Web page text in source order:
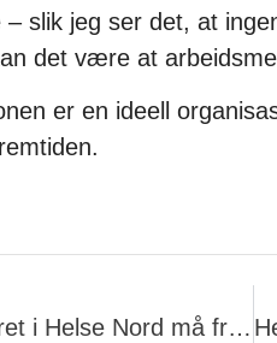
slik jeg ser det, at
det være at
er en ideell
Styret i Finnmarkssykehuset og styret i Helse Nord må fratre øyeblikkelig!